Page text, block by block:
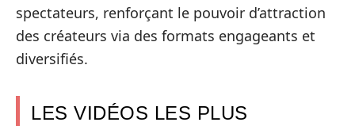
spectateurs, renforçant le pouvoir d’attraction
des créateurs via des formats engageants et
diversifiés.
LES VIDÉOS LES PLUS